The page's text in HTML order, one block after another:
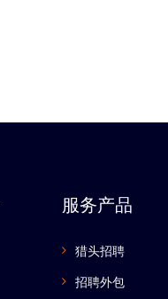
服务产品
猎头招聘
招聘外包